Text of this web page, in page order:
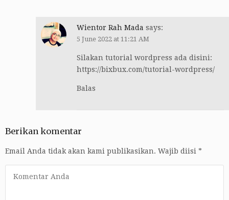
Wientor Rah Mada says:
5 June 2022 at 11:21 AM
Silakan tutorial wordpress ada disini:
https://bixbux.com/tutorial-wordpress/
Balas
Berikan komentar
Email Anda tidak akan kami publikasikan. Wajib diisi *